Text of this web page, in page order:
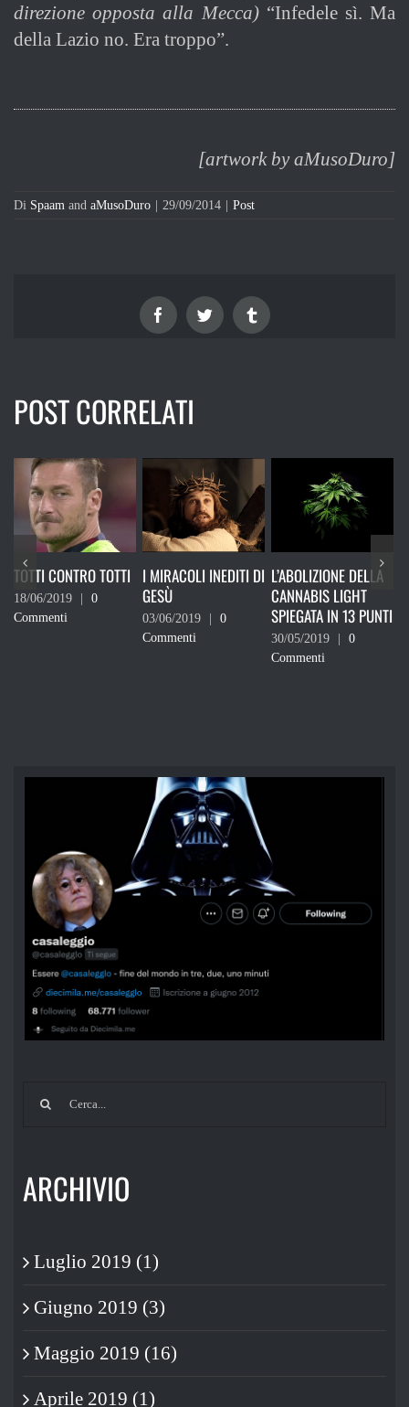
direzione opposta alla Mecca)“Infedele sì. Ma
della Lazio no. Era troppo”.
[artwork by aMusoDuro]
Di Spaam and aMusoDuro 29/09/2014 Post
FacebookTwitter Tumblr
POST CORRELATI
I MIRACOLI INEDITI DI
GESÙ
03/06/2019
L’ABOLIZIONE DELLA
CANNABIS LIGHT
SPIEGATA IN 13 PUNTI
30/05/2019
RICORDATI CHE
DEVI VOTARE
24/05/2019 |
Commenti
Cerca
ARCHIVIO
Luglio 2019 (1)
Giugno 2019 (3)
Maggio 2019 (16)
Aprile 2019 (1)